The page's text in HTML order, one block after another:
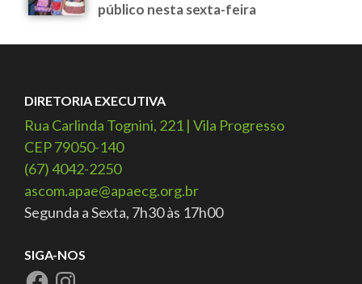
público nesta sexta-feira
DIRETORIA EXECUTIVA
Rua Carlinda Tognini, 221 | Vila Progresso
CEP 79050-140
(67) 4042-2250
ascom.apae@apaecg.org.br
Segunda a Sexta, 7h30 às 17h00
SIGA-NOS